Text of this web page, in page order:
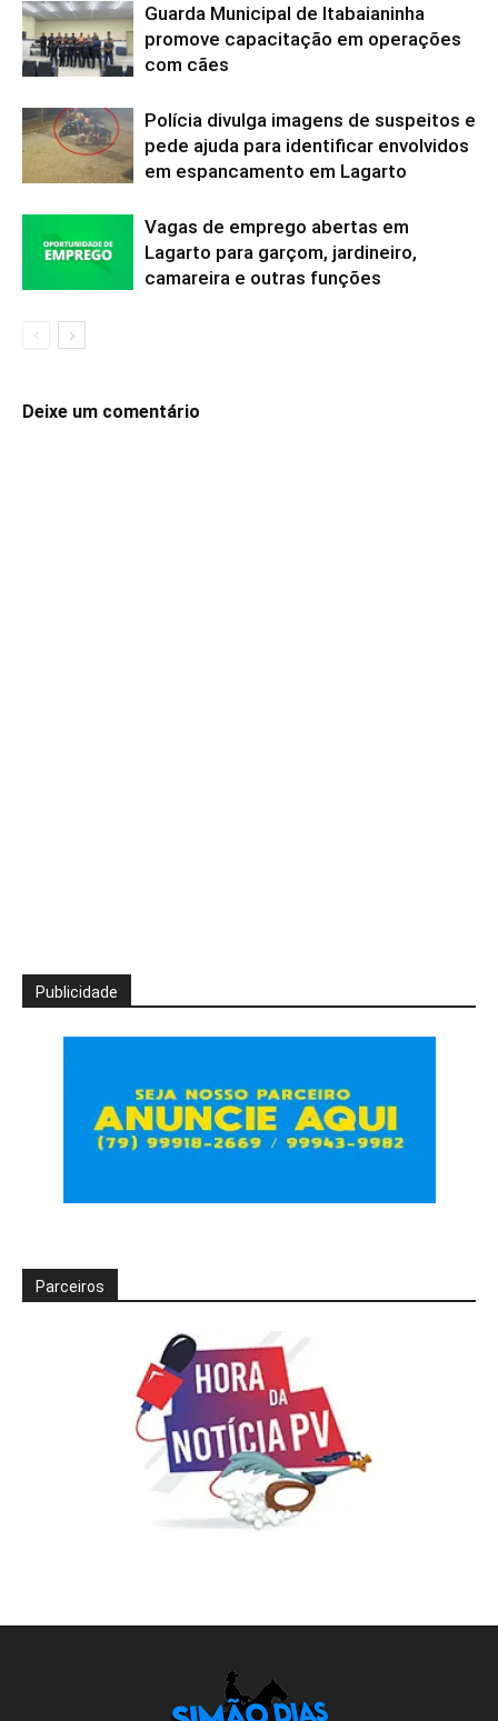
Guarda Municipal de Itabaianinha
promove capacitação em operações
com cães
Polícia divulga imagens de suspeitos e
pede ajuda para identificar envolvidos
em espancamento em Lagarto
Vagas de emprego abertas em
Lagarto para garçom, jardineiro,
camareira e outras funções
Deixe um comentário
Publicidade
Parceiros